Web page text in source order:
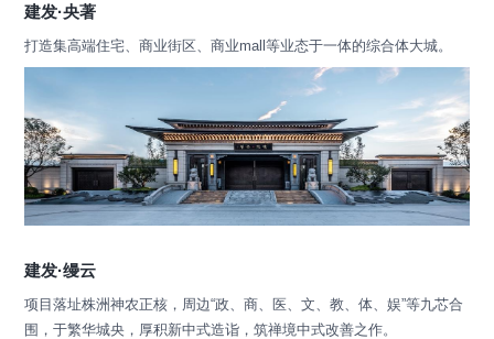
建发·央著
打造集高端住宅、商业街区、商业mall等业态于一体的综合体大城。
建发·缦云
项目落址株洲神农正核，周边“政、商、医、文、教、体、娱”等九芯合
围，于繁华城央，厚积新中式造诣，筑禅境中式改善之作。